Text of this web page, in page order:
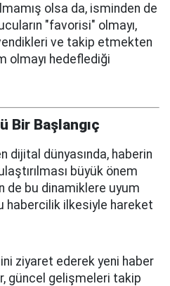
olsa da, isminden de
"favorisi" olmayı,
ve takip etmekten
olmayı hedeflediği
Bir Başlangıç
dijital dünyasında, haberin
büyük önem
de bu dinamiklere uyum
habercilik ilkesiyle hareket
ziyaret ederek yeni haber
güncel gelişmeleri takip